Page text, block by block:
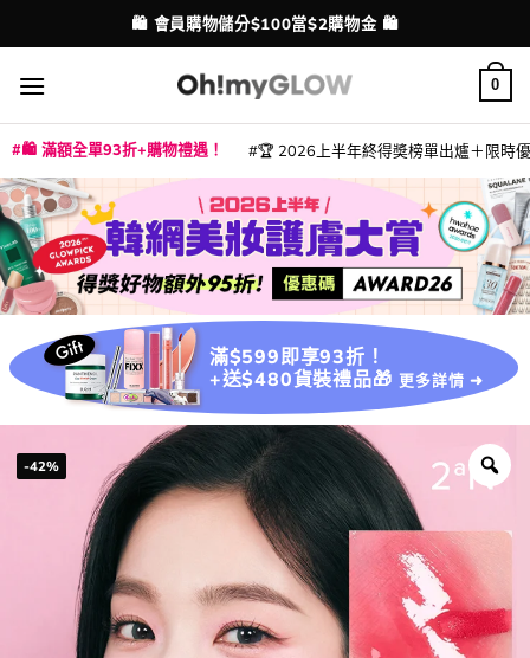
to
content
配送港澳
💳 支援消費券、FPS、八達通、PAYME、信用卡付款
0
🛍️ 滿額全單93折+購物禮遇！ 🏆 2026上半年終得奬榜單出爐＋限時
滿$599即享93折！
+送$480貨裝禮品🎁 更多詳情 ➜
-42%